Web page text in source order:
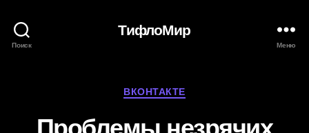
Поиск
ТифлоМир
Меню
Рубрики
ВКОНТАКТЕ
Проблемы незрячих